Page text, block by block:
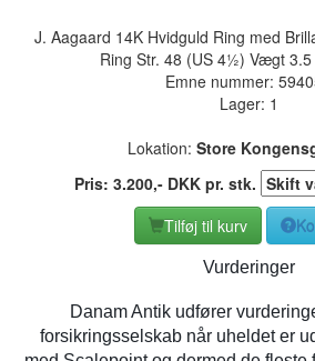
J. Aagaard 14K Hvidguld Ring med
Ring Str. 48 (US 4½) Vægt
Emne nummer:
Lager: 1
Lokation: Store
Pris: 3.200,- DKK pr. stk.
Tilføj til kurv
Vurderinger
Danam Antik udfører
forsikringsselskab når uheldet er